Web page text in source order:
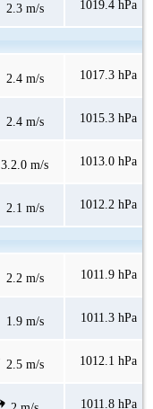
2.3 m/s 1019.4 hPa
2.4 m/s 1017.3 hPa
2.4 m/s 1015.3 hPa
3.2.0 m/s 1013.0 hPa
2.1 m/s 1012.2 hPa
2.2 m/s 1011.9 hPa
1.9 m/s 1011.3 hPa
2.5 m/s 1012.1 hPa
1011.8 hPa